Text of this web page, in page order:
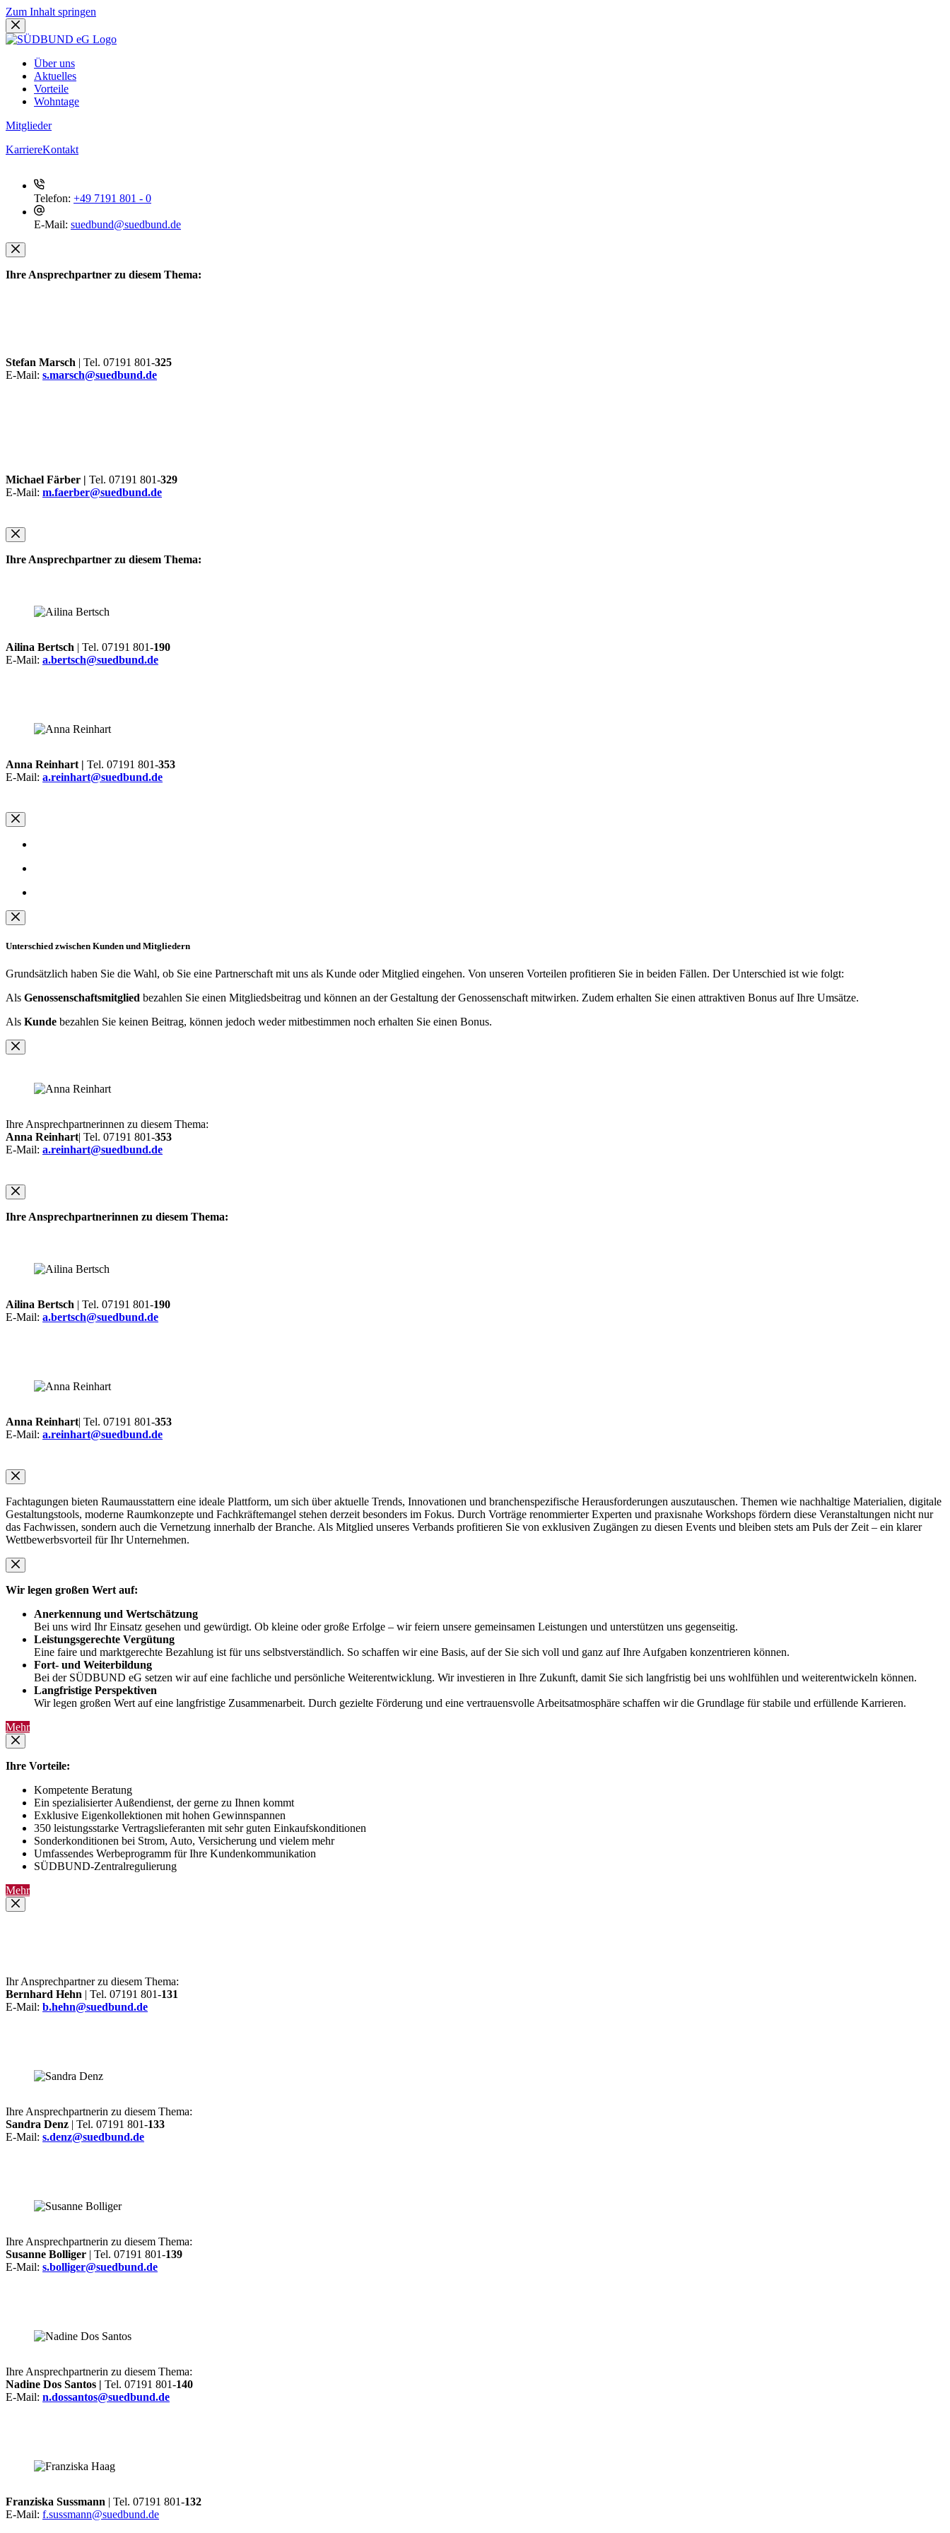
Zum Inhalt springen
Über uns
Aktuelles
Vorteile
Wohntage
Mitglieder
KarriereKontakt
Telefon: +49 7191 801 - 0
E-Mail: suedbund@suedbund.de
Ihre Ansprechpartner zu diesem Thema:
Stefan Marsch | Tel. 07191 801-325
E-Mail: s.marsch@suedbund.de
Michael Färber | Tel. 07191 801-329
E-Mail: m.faerber@suedbund.de
Ihre Ansprechpartner zu diesem Thema:
Ailina Bertsch | Tel. 07191 801-190
E-Mail: a.bertsch@suedbund.de
Anna Reinhart | Tel. 07191 801-353
E-Mail: a.reinhart@suedbund.de
Unterschied zwischen Kunden und Mitgliedern
Grundsätzlich haben Sie die Wahl, ob Sie eine Partnerschaft mit uns als Kunde oder Mitglied eingehen. Von unseren Vorteilen profitieren Sie in beiden Fällen. Der Unterschied ist wie folgt:
Als Genossenschaftsmitglied bezahlen Sie einen Mitgliedsbeitrag und können an der Gestaltung der Genossenschaft mitwirken. Zudem erhalten Sie einen attraktiven Bonus auf Ihre Umsätze.
Als Kunde bezahlen Sie keinen Beitrag, können jedoch weder mitbestimmen noch erhalten Sie einen Bonus.
Ihre Ansprechpartnerinnen zu diesem Thema:
Anna Reinhart| Tel. 07191 801-353
E-Mail: a.reinhart@suedbund.de
Ihre Ansprechpartnerinnen zu diesem Thema:
Ailina Bertsch | Tel. 07191 801-190
E-Mail: a.bertsch@suedbund.de
Anna Reinhart| Tel. 07191 801-353
E-Mail: a.reinhart@suedbund.de
Fachtagungen bieten Raumausstattern eine ideale Plattform, um sich über aktuelle Trends, Innovationen und branchenspezifische Herausforderungen auszutauschen. Themen wie nachhaltige Materialien, digitale
Gestaltungstools, moderne Raumkonzepte und Fachkräftemangel stehen derzeit besonders im Fokus. Durch Vorträge renommierter Experten und praxisnahe Workshops fördern diese Veranstaltungen nicht nur
das Fachwissen, sondern auch die Vernetzung innerhalb der Branche. Als Mitglied unseres Verbands profitieren Sie von exklusiven Zugängen zu diesen Events und bleiben stets am Puls der Zeit – ein klarer
Wettbewerbsvorteil für Ihr Unternehmen.
Wir legen großen Wert auf:
Anerkennung und Wertschätzung
Bei uns wird Ihr Einsatz gesehen und gewürdigt. Ob kleine oder große Erfolge – wir feiern unsere gemeinsamen Leistungen und unterstützen uns gegenseitig.
Leistungsgerechte Vergütung
Eine faire und marktgerechte Bezahlung ist für uns selbstverständlich. So schaffen wir eine Basis, auf der Sie sich voll und ganz auf Ihre Aufgaben konzentrieren können.
Fort- und Weiterbildung
Bei der SÜDBUND eG setzen wir auf eine fachliche und persönliche Weiterentwicklung. Wir investieren in Ihre Zukunft, damit Sie sich langfristig bei uns wohlfühlen und weiterentwickeln können.
Langfristige Perspektiven
Wir legen großen Wert auf eine langfristige Zusammenarbeit. Durch gezielte Förderung und eine vertrauensvolle Arbeitsatmosphäre schaffen wir die Grundlage für stabile und erfüllende Karrieren.
Mehr
Ihre Vorteile:
Kompetente Beratung
Ein spezialisierter Außendienst, der gerne zu Ihnen kommt
Exklusive Eigenkollektionen mit hohen Gewinnspannen
350 leistungsstarke Vertragslieferanten mit sehr guten Einkaufskonditionen
Sonderkonditionen bei Strom, Auto, Versicherung und vielem mehr
Umfassendes Werbeprogramm für Ihre Kundenkommunikation
SÜDBUND-Zentralregulierung
Mehr
Ihr Ansprechpartner zu diesem Thema:
Bernhard Hehn | Tel. 07191 801-131
E-Mail: b.hehn@suedbund.de
Ihre Ansprechpartnerin zu diesem Thema:
Sandra Denz | Tel. 07191 801-133
E-Mail: s.denz@suedbund.de
Ihre Ansprechpartnerin zu diesem Thema:
Susanne Bolliger | Tel. 07191 801-139
E-Mail: s.bolliger@suedbund.de
Ihre Ansprechpartnerin zu diesem Thema:
Nadine Dos Santos | Tel. 07191 801-140
E-Mail: n.dossantos@suedbund.de
Franziska Sussmann | Tel. 07191 801-132
E-Mail: f.sussmann@suedbund.de